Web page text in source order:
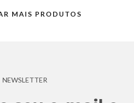
MAIS PRODUTOS
NEWSLETTER